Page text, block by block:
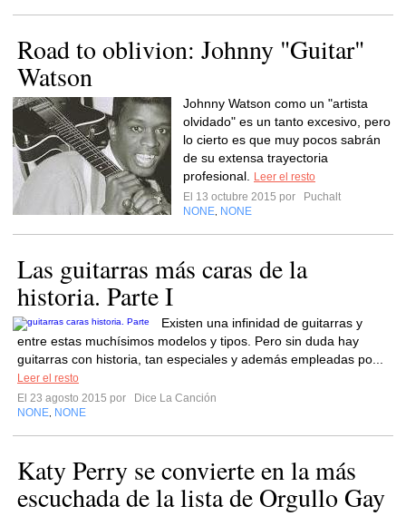
Road to oblivion: Johnny "Guitar"
Watson
Johnny Watson como un "artista
olvidado" es un tanto excesivo, pero
lo cierto es que muy pocos sabrán
de su extensa trayectoria
profesional.
Leer el resto
El 13 octubre 2015 por
Puchalt
NONE NONE
Las guitarras más caras de la
historia. Parte I
Existen una infinidad de guitarras y
entre estas muchísimos modelos y tipos. Pero sin duda hay
guitarras con historia, tan especiales y además empleadas po...
Leer el resto
El 23 agosto 2015 por
Dice La Canción
NONE NONE
Katy Perry se convierte en la más
escuchada de la lista de Orgullo Gay